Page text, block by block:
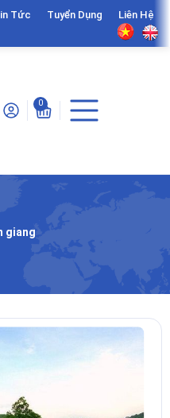
Tức Tuyển Dụng Liên Hệ
0
giang